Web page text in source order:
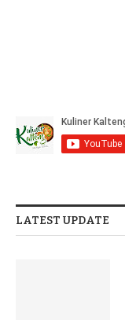
LATEST UPDATE